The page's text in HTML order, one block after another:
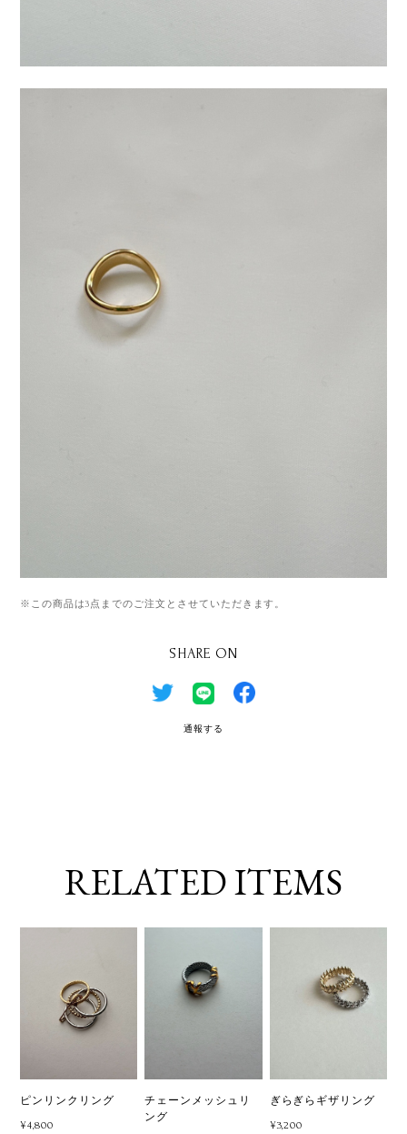
※この商品は3点までのご注文とさせていただきます。
SHARE ON
通報する
RELATED ITEMS
ピンリンクリング
¥4,800
チェーンメッシュリ
ング
ぎらぎらギザリング
¥3,200